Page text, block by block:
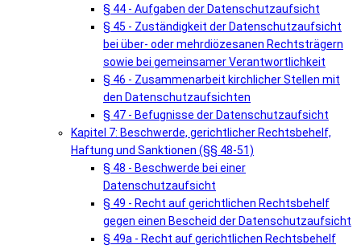
§ 44 - Aufgaben der Datenschutzaufsicht
§ 45 - Zuständigkeit der Datenschutzaufsicht
bei über- oder mehrdiözesanen Rechtsträgern
sowie bei gemeinsamer Verantwortlichkeit
§ 46 - Zusammenarbeit kirchlicher Stellen mit
den Datenschutzaufsichten
§ 47 - Befugnisse der Datenschutzaufsicht
Kapitel 7: Beschwerde, gerichtlicher Rechtsbehelf,
Haftung und Sanktionen (§§ 48-51)
§ 48 - Beschwerde bei einer
Datenschutzaufsicht
§ 49 - Recht auf gerichtlichen Rechtsbehelf
gegen einen Bescheid der Datenschutzaufsicht
§ 49a - Recht auf gerichtlichen Rechtsbehelf